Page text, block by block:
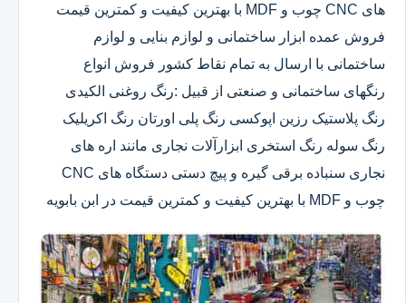
های CNC چوب و MDF با بهترین کیفیت و کمترین قیمت
فروش عمده ابزار ساختمانی و لوازم بنایی و لوازم
ساختمانی با ارسال به تمام نقاط کشور فروش انواع
رنگهای ساختمانی و صنعتی از قبیل :رنگ روغنی الکیدی
رنگ پلاستیک رزین اپوکسی رنگ پلی اورتان رنگ اکریلیک
رنگ سوله رنگ استخری ابزارآلات نجاری مانند اره های
نجاری سنباده برقی گیره و پیچ دستی دستگاه های CNC
چوب و MDF با بهترین کیفیت و کمترین قیمت در ابن بابویه